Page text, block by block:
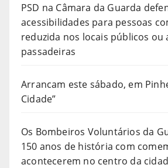
PSD na Câmara da Guarda
acessibilidades para pessoas
reduzida nos locais públicos ou
passadeiras
Arrancam este sábado, em
Cidade”
Os Bombeiros Voluntários da
150 anos de história com
acontecerem no centro da